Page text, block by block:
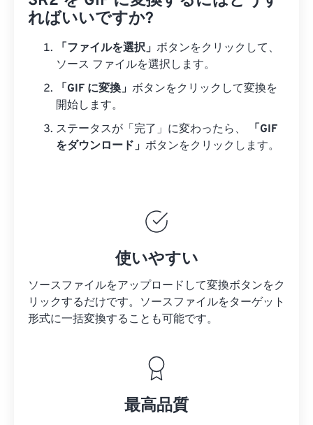
ればいいですか?
「ファイルを選択」 ボタンをクリックして、
ソース ファイルを選択します。
「GIF に変換」 ボタンをクリックして変換を
開始します。
ステータスが「完了」に変わったら、
「GIF
をダウンロード」 ボタンをクリックします。
使いやすい
ソースファイルをアップロードして変換ボタンをク
リックするだけです。 ソースファイルをターゲット
形式に一括変換することも可能です。
最高品質